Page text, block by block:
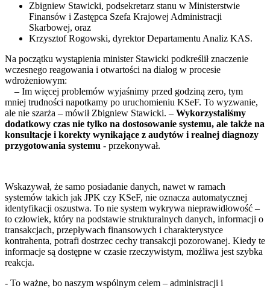
Zbigniew Stawicki, podsekretarz stanu w Ministerstwie
Finansów i Zastępca Szefa Krajowej Administracji
Skarbowej, oraz
Krzysztof Rogowski, dyrektor Departamentu Analiz KAS.
Na początku wystąpienia minister Stawicki podkreślił znaczenie
wczesnego reagowania i otwartości na dialog w procesie
wdrożeniowym:
– Im więcej problemów wyjaśnimy przed godziną zero, tym
mniej trudności napotkamy po uruchomieniu KSeF. To wyzwanie,
ale nie szarża – mówił Zbigniew Stawicki. – Wykorzystaliśmy
dodatkowy czas nie tylko na dostosowanie systemu, ale także na
konsultacje i korekty wynikające z audytów i realnej diagnozy
przygotowania systemu - przekonywał.
Wskazywał, że samo posiadanie danych, nawet w ramach
systemów takich jak JPK czy KSeF, nie oznacza automatycznej
identyfikacji oszustwa. To nie system wykrywa nieprawidłowość –
to człowiek, który na podstawie strukturalnych danych, informacji o
transakcjach, przepływach finansowych i charakterystyce
kontrahenta, potrafi dostrzec cechy transakcji pozorowanej. Kiedy te
informacje są dostępne w czasie rzeczywistym, możliwa jest szybka
reakcja.
- To ważne, bo naszym wspólnym celem – administracji i